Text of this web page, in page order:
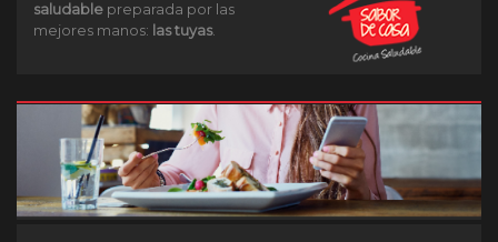
saludable preparada por las
mejores manos: las tuyas.